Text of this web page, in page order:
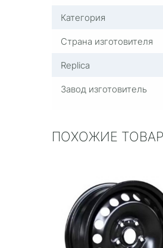
Категория
Страна изготовителя
Replica
Завод изготовитель
ПОХОЖИЕ